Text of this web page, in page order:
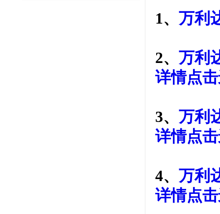
1、 万利
2、 万利
详情点
3、 万利
详情点
4、 万利
详情点